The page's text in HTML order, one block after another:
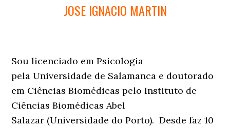
JOSE IGNACIO MARTIN
Sou licenciado em Psicologia
pela Universidade de Salamanca e doutorado
em Ciências Biomédicas pelo Instituto de
Ciências Biomédicas Abel
Salazar (Universidade do Porto). Desde faz 10